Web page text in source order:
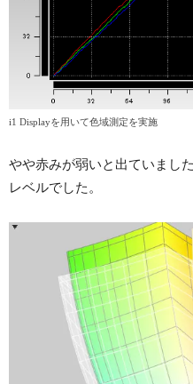
i1 Displayを用いて色域測定を実施
やや赤みが弱いと出ていまし
レベルでした。